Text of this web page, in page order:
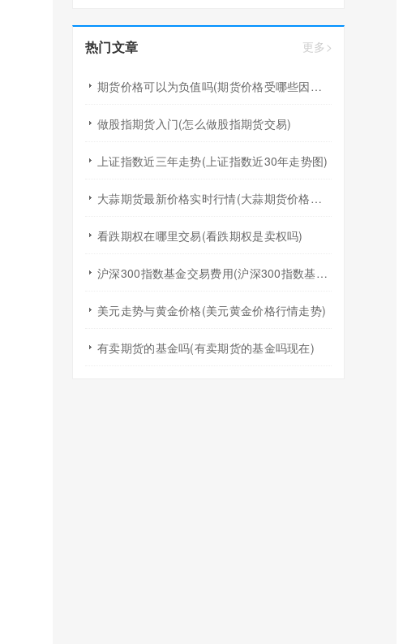
热门文章 更多>
期货价格可以为负值吗(期货价格受哪些因素影响)
做股指期货入门(怎么做股指期货交易)
上证指数近三年走势(上证指数近30年走势图)
大蒜期货最新价格实时行情(大蒜期货价格走势图k线)
看跌期权在哪里交易(看跌期权是卖权吗)
沪深300指数基金交易费用(沪深300指数基金怎么买)
美元走势与黄金价格(美元黄金价格行情走势)
有卖期货的基金吗(有卖期货的基金吗现在)